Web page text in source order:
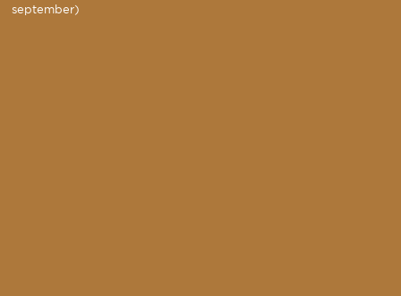
september)